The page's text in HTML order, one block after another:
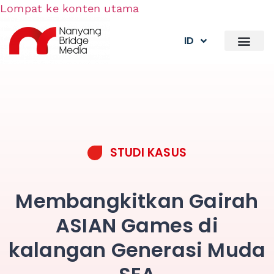
Lompat ke konten utama
ID
STUDI KASUS
Membangkitkan Gairah
ASIAN Games di
kalangan Generasi Muda